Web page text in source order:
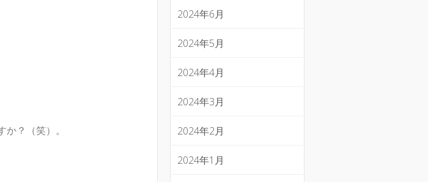
？（笑）。
2024年6月
2024年5月
2024年4月
2024年3月
2024年2月
2024年1月